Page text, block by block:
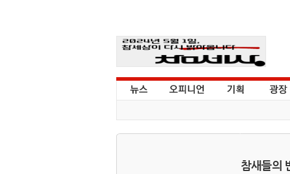
참새들의